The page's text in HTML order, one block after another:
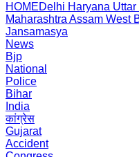
HOMEDelhi Haryana Uttar
Maharashtra Assam West
Jansamasya
News
Bjp
National
Police
Bihar
India
कांग्रेस
Gujarat
Accident